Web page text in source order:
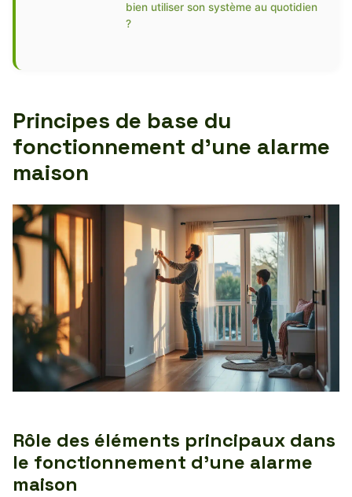
bien utiliser son système au quotidien
?
Principes de base du
fonctionnement d’une alarme
maison
Rôle des éléments principaux dans
le fonctionnement d’une alarme
maison